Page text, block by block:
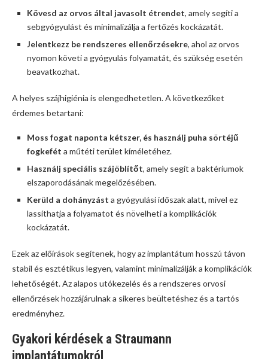
Kövesd az orvos által javasolt étrendet, amely segíti a
sebgyógyulást és minimalizálja a fertőzés kockázatát.
Jelentkezz be rendszeres ellenőrzésekre, ahol az orvos
nyomon követi a gyógyulás folyamatát, és szükség esetén
beavatkozhat.
A helyes szájhigiénia is elengedhetetlen. A következőket
érdemes betartani:
Moss fogat naponta kétszer, és használj puha sörtéjű
fogkefét a műtéti terület kíméletéhez.
Használj speciális szájöblítőt, amely segít a baktériumok
elszaporodásának megelőzésében.
Kerüld a dohányzást a gyógyulási időszak alatt, mivel ez
lassíthatja a folyamatot és növelheti a komplikációk
kockázatát.
Ezek az előírások segítenek, hogy az implantátum hosszú távon
stabil és esztétikus legyen, valamint minimalizálják a komplikációk
lehetőségét. Az alapos utókezelés és a rendszeres orvosi
ellenőrzések hozzájárulnak a sikeres beültetéshez és a tartós
eredményhez.
Gyakori kérdések a Straumann
implantátumokról